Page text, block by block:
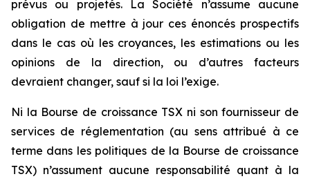
prévus ou projetés. La Société n’assume aucune
obligation de mettre à jour ces énoncés prospectifs
dans le cas où les croyances, les estimations ou les
opinions de la direction, ou d’autres facteurs
devraient changer, sauf si la loi l’exige.
Ni la Bourse de croissance TSX ni son fournisseur de
services de réglementation (au sens attribué à ce
terme dans les politiques de la Bourse de croissance
TSX) n’assument aucune responsabilité quant à la